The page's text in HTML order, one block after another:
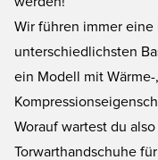
Wir führen immer eine
unterschiedlichsten
ein Modell mit
Worauf wartest du
Torwarthandschuhe